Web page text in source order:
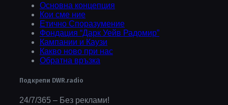
Основна концепция
Кои сме ние
Етично Споразумение
Фондация “Дарк Уейв Радомир”
Кампании и Каузи
Какво ново при нас
Обратна връзка
Подкрепи DWR.radio
24/7/365 – Без реклами!